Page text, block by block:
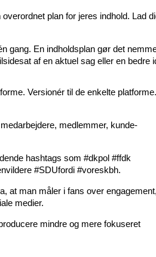
plan for jeres indhold. Lad
gang. En indholdsplan gør det
af en aktuel sag eller en bedre
Versionér til de enkelte platforme.
medlemmer, kunde-
hashtags som #dkpol #ffdk
#SDUfordi #voreskbh.
at man måler i fans over engagement,
medier.
mindre og mere fokuseret